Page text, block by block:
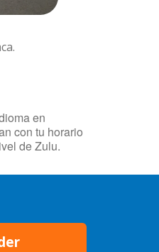
en
con tu horario
de Zulu.